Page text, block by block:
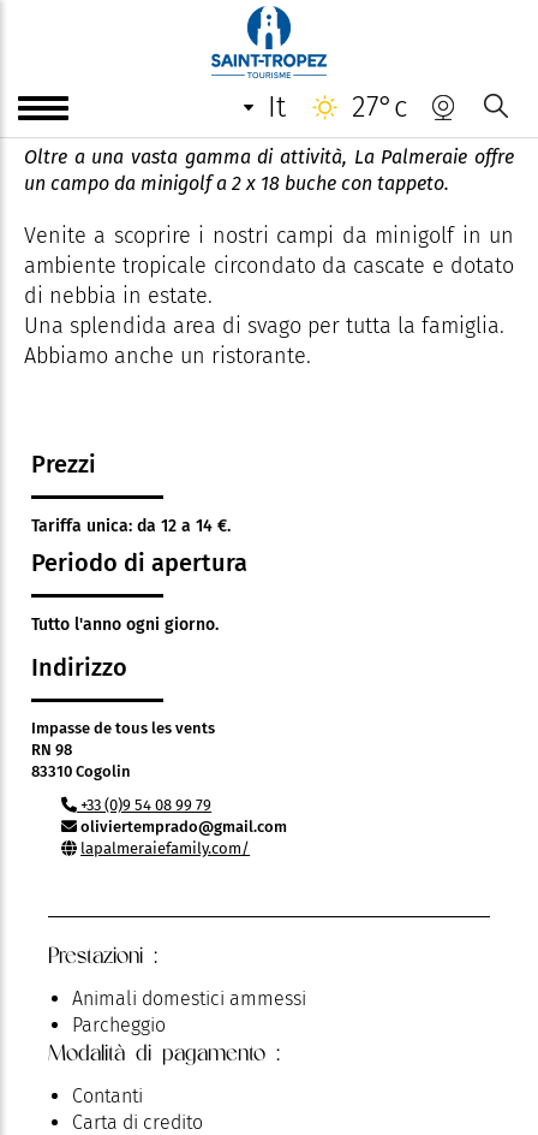
it 27°c
Campo da minigolf La
Palmeraie
Oltre a una vasta gamma di attività, La Palmeraie offre
un campo da minigolf a 2 x 18 buche con tappeto.
Venite a scoprire i nostri campi da minigolf in un
ambiente tropicale circondato da cascate e dotato
di nebbia in estate.
Una splendida area di svago per tutta la famiglia.
Abbiamo anche un ristorante.
Prezzi
Tariffa unica: da 12 a 14 €.
Periodo di apertura
Tutto l'anno ogni giorno.
Indirizzo
Impasse de tous les vents
RN 98
83310 Cogolin
+33 (0)9 54 08 99 79
oliviertemprado@gmail.com
lapalmeraiefamily.com/
Prestazioni :
Animali domestici ammessi
Parcheggio
Modalità di pagamento :
Contanti
Carta di credito